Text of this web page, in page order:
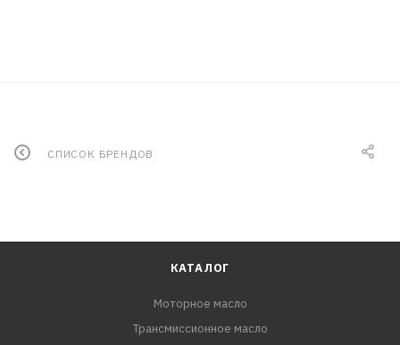
СПИСОК БРЕНДОВ
КАТАЛОГ
Моторное масло
Трансмиссионное масло